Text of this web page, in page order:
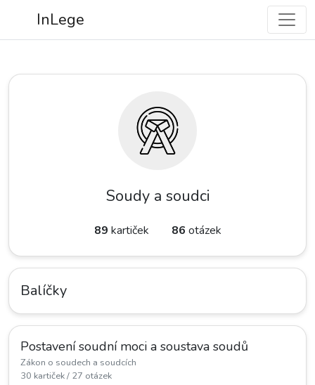
InLege
Soudy a soudci
89 kartiček 86 otázek
Balíčky
Postavení soudní moci a soustava soudů
Zákon o soudech a soudcích
30 kartiček / 27 otázek